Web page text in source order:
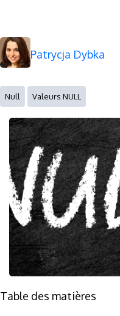
Patrycja Dybka
Null Valeurs NULL
Table des matières